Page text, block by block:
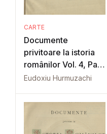
CARTE
Documente
privitoare la istoria
românilor Vol. 4, Part.
1
Eudoxiu Hurmuzachi